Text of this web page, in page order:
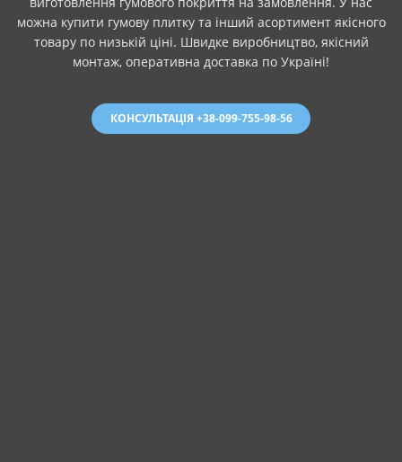
можна купити гумову плитку та інший асортимент якісного
товару по низькій ціні. Швидке виробництво, якісний
монтаж, оперативна доставка по Україні!
КОНСУЛЬТАЦІЯ +38-099-755-98-56